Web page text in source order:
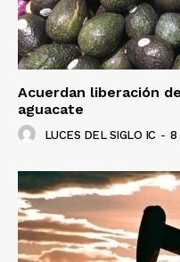
Acuerdan liberación
aguacate
LUCES DEL SIGLO IC - 8